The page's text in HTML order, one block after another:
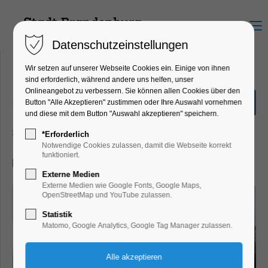
Menu
„Große Seenrundfahrt mit
Kanincheninsel“ 2,5 Std.
Schiffrundfahrt
Datenschutzeinstellungen
Wir setzen auf unserer Webseite Cookies ein. Einige von ihnen
sind erforderlich, während andere uns helfen, unser
Onlineangebot zu verbessern. Sie können allen Cookies über den
Button "Alle Akzeptieren" zustimmen oder Ihre Auswahl vornehmen
und diese mit dem Button "Auswahl akzeptieren" speichern.
*Erforderlich
Notwendige Cookies zulassen, damit die Webseite korrekt
funktioniert.
Externe Medien
Externe Medien wie Google Fonts, Google Maps,
OpenStreetMap und YouTube zulassen.
Statistik
Matomo, Google Analytics, Google Tag Manager zulassen.